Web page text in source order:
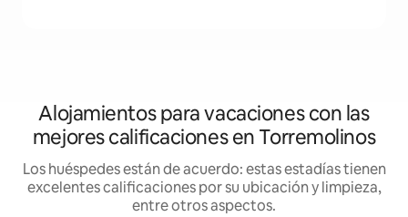
Alojamientos para vacaciones con las
mejores calificaciones en Torremolinos
Los huéspedes están de acuerdo: estas estadías tienen
excelentes calificaciones por su ubicación y limpieza,
entre otros aspectos.